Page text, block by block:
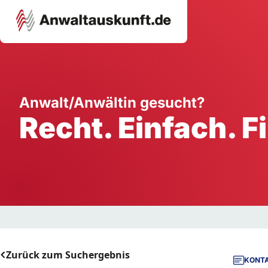
Ausbildung
Handwerk
Dienstleistung
Anwalt/Anwältin gesucht?
Recht. Einfach.
Zurück zum Suchergebnis